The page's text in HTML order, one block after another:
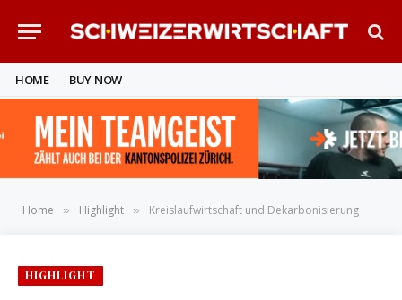
HOME BUY NOW
Home » Highlight » Kreislaufwirtschaft und Dekarbonisierung
HIGHLIGHT